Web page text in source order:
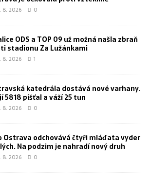
8. 2026 0
ODS a TOP 09 už možná našla zbraň
stadionu Za Lužánkami
8. 2026 1
katedrála dostává nové varhany.
5818 píšťal a váží 25 tun
8. 2026 0
Ostrava odchovává čtyři mláďata vyder
Na podzim je nahradí nový druh
8. 2026 0